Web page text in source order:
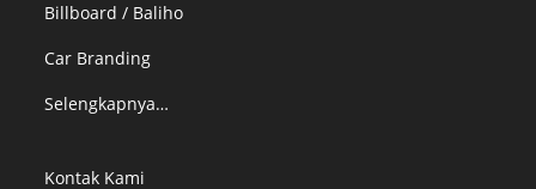
Billboard / Baliho
Car Branding
Selengkapnya…
Kontak Kami